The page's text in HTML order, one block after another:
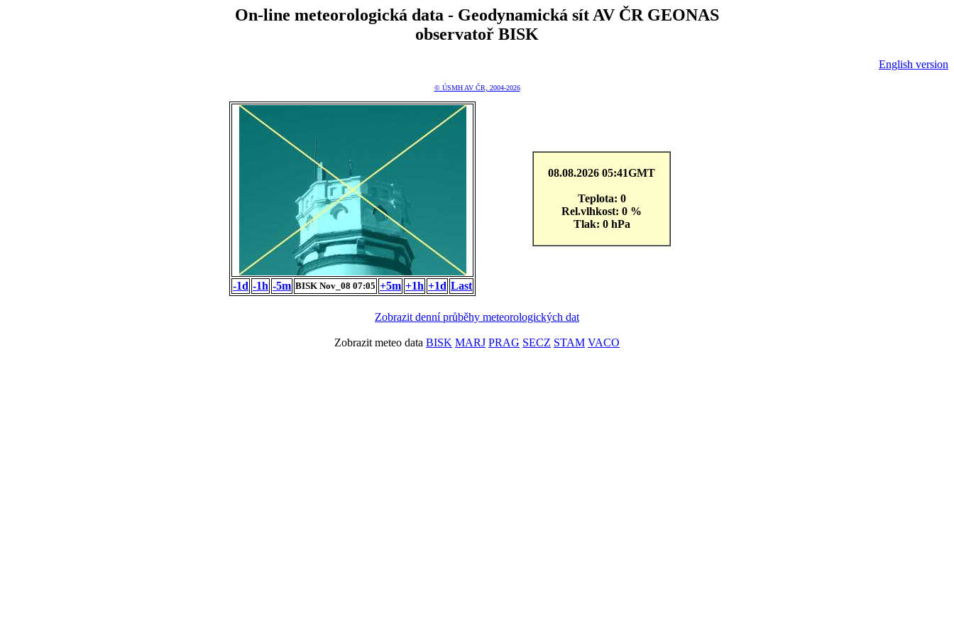
On-line meteorologická data - Geodynamická sít AV ČR GEONAS
observatoř BISK
English version
© ÚSMH AV ČR, 2004-2026
-1d -1h -5m BISK Nov_08 07:05 +5m +1h +1d Last
08.08.2026 05:41GMT
Teplota: 0
Rel.vlhkost: 0 %
Tlak: 0 hPa
Zobrazit denní průběhy meteorologických dat
Zobrazit meteo data BISK MARJ PRAG SECZ STAM VACO